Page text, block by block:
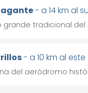
- a 14 km al
grande tradicional del
- a 10 km al este
del aeródromo